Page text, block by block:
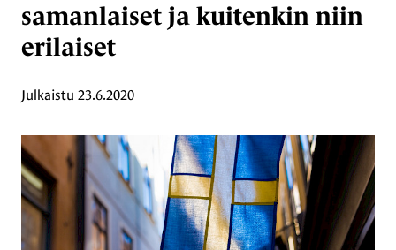
samanlaiset ja kuitenkin niin
erilaiset
Julkaistu 23.6.2020